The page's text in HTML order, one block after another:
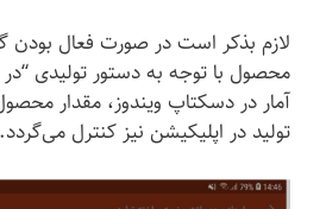
لازم بذکر است در صورت فعال بودن
محصول با توجه به دستور تولیدی
آمار در دسکتاپ ویندوز، مقدار
تولید در اپلیکیشن نیز کنترل می‌گردد.